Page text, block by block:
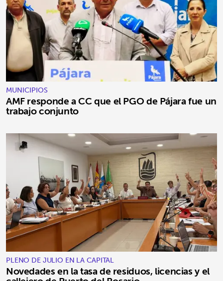
MUNICIPIOS
AMF responde a CC que el PGO de Pájara fue un
trabajo conjunto
PLENO DE JULIO EN LA CAPITAL
Novedades en la tasa de residuos, licencias y el